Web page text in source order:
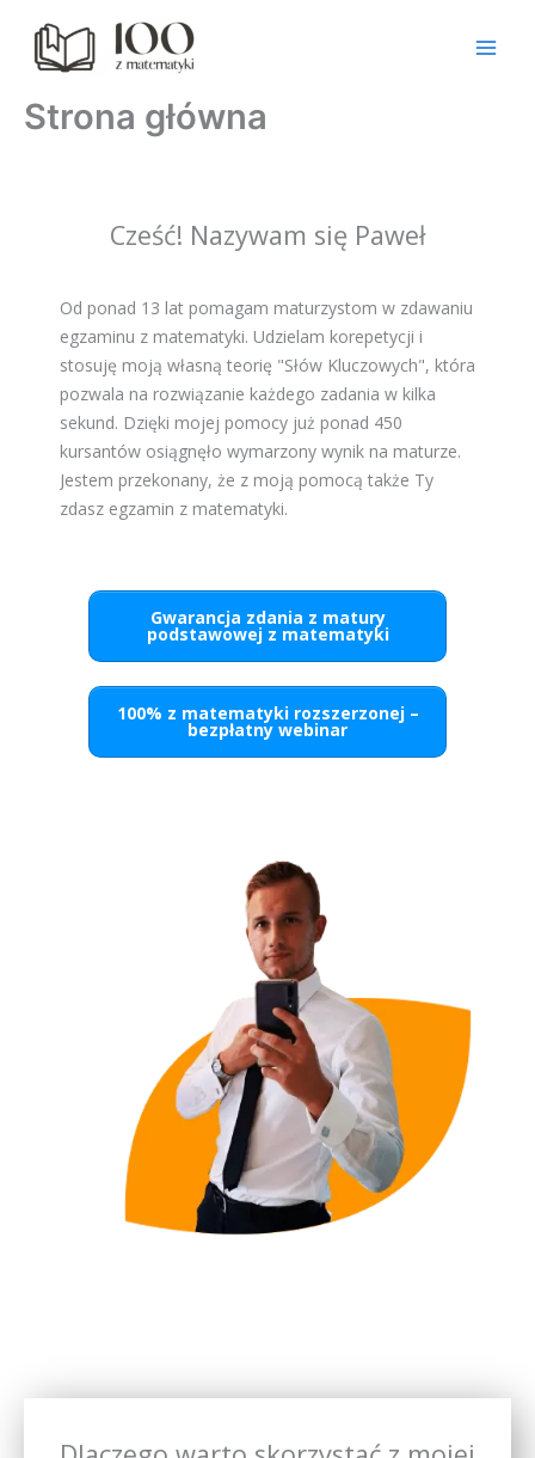
treści
Strona główna
Cześć! Nazywam się Paweł
Od ponad 13 lat pomagam maturzystom w zdawaniu
egzaminu z matematyki. Udzielam korepetycji i
stosuję moją własną teorię "Słów Kluczowych", która
pozwala na rozwiązanie każdego zadania w kilka
sekund. Dzięki mojej pomocy już ponad 450
kursantów osiągnęło wymarzony wynik na maturze.
Jestem przekonany, że z moją pomocą także Ty
zdasz egzamin z matematyki.
Gwarancja zdania z matury
podstawowej z matematyki
100% z matematyki rozszerzonej –
bezpłatny webinar